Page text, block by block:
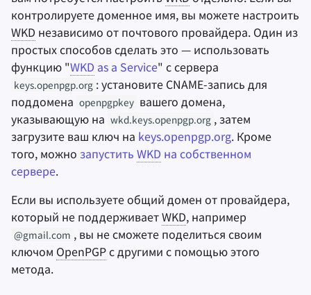
контролируете доменное имя, вы можете настроить
WKD независимо от почтового провайдера. Один из
простых способов сделать это — использовать
функцию "WKD as a Service" с сервера
keys.openpgp.org : установите CNAME-запись для
поддомена openpgpkey вашего домена,
указывающую на wkd.keys.openpgp.org , затем
загрузите ваш ключ на keys.openpgp.org. Кроме
того, можно запустить WKD на собственном
сервере.
Если вы используете общий домен от провайдера,
который не поддерживаетWKD, например
@gmail.com , вы не сможете поделиться своим
ключом OpenPGPс другими с помощью этого
метода.